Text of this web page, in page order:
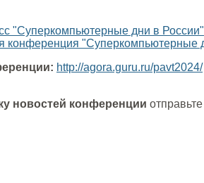
"Суперкомпьютерные дни в России"
конференция "Суперкомпьютерные
http://agora.guru.ru/pavt2024/
новостей конференции